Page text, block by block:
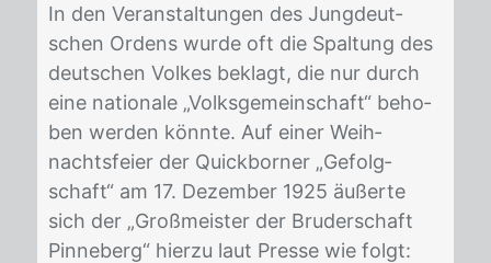
In den Ver­an­stal­tun­gen des Jung­deut­
schen Or­dens wur­de oft die Spal­tung des
deut­schen Vol­kes be­klagt, die nur durch
eine na­tio­na­le „Volks­ge­mein­schaft“ be­ho­
ben wer­den könn­te. Auf ei­ner Weih­
nachts­fei­er der Quick­bor­ner „Ge­folg­
schaft“ am 17. De­zem­ber 1925 äu­ßer­te
sich der „Groß­meis­ter der Bru­der­schaft
Pin­ne­berg“ hier­zu laut Pres­se wie folgt: